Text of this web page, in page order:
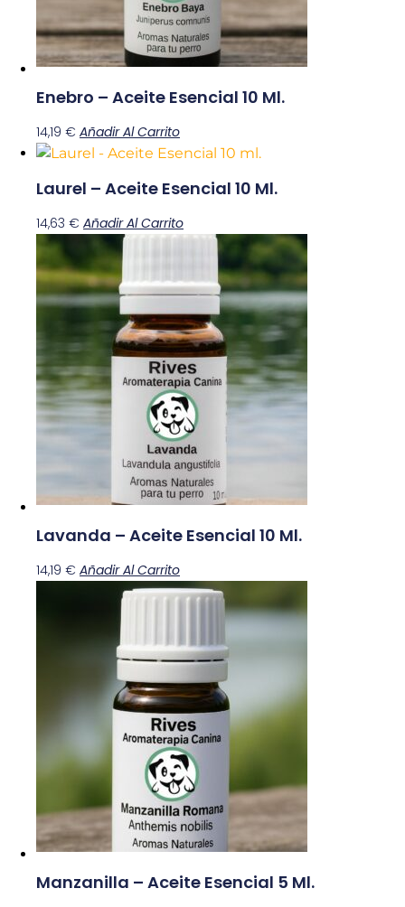
Enebro – Aceite Esencial 10 Ml.
14,19 € Añadir Al Carrito
Laurel – Aceite Esencial 10 Ml.
14,63 € Añadir Al Carrito
Lavanda – Aceite Esencial 10 Ml.
14,19 € Añadir Al Carrito
Manzanilla – Aceite Esencial 5 Ml.